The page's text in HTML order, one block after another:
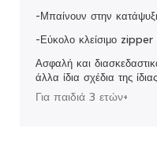
-Μπαίνουν στην
-Εύκολο κλείσιμο zipper
Ασφαλή και
άλλα ίδια σχέδια της
Για παιδιά 3 ετών+